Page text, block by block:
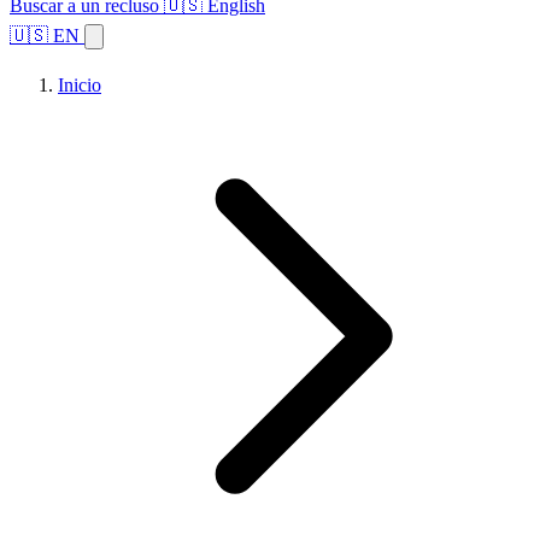
Buscar a un recluso 🇺🇸 English
🇺🇸 EN
Inicio